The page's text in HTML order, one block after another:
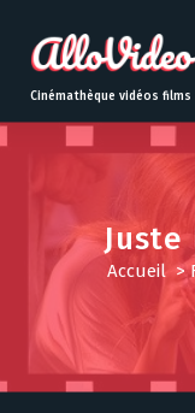
t
o
Cinémathèque vidéos
Juste
Accueil >